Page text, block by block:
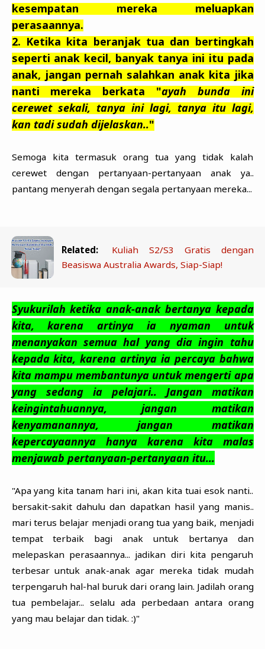
kesempatan mereka meluapkan
perasaannya.
2. Ketika kita beranjak tua dan bertingkah
seperti anak kecil, banyak tanya ini itu pada
anak, jangan pernah salahkan anak kita jika
nanti mereka berkata "ayah bunda ini
cerewet sekali, tanya ini lagi, tanya itu lagi,
kan tadi sudah dijelaskan.."
Semoga kita termasuk orang tua yang tidak kalah
cerewet dengan pertanyaan-pertanyaan anak ya..
pantang menyerah dengan segala pertanyaan mereka...
Related:
Kuliah S2/S3 Gratis dengan
Beasiswa Australia Awards, Siap-Siap!
Syukurilah ketika anak-anak bertanya kepada
kita, karena artinya ia nyaman untuk
menanyakan semua hal yang dia ingin tahu
kepada kita, karena artinya ia percaya bahwa
kita mampu membantunya untuk mengerti apa
yang sedang ia pelajari.. Jangan matikan
keingintahuannya, jangan matikan
kenyamanannya, jangan matikan
kepercayaannya hanya karena kita malas
menjawab pertanyaan-pertanyaan itu...
"Apa yang kita tanam hari ini, akan kita tuai esok nanti..
bersakit-sakit dahulu dan dapatkan hasil yang manis..
mari terus belajar menjadi orang tua yang baik, menjadi
tempat terbaik bagi anak untuk bertanya dan
melepaskan perasaannya... jadikan diri kita pengaruh
terbesar untuk anak-anak agar mereka tidak mudah
terpengaruh hal-hal buruk dari orang lain. Jadilah orang
tua pembelajar... selalu ada perbedaan antara orang
yang mau belajar dan tidak. :)"